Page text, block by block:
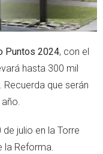
Puntos 2024, con el
hasta 300 mil
Recuerda que serán
julio en la Torre
la Reforma.